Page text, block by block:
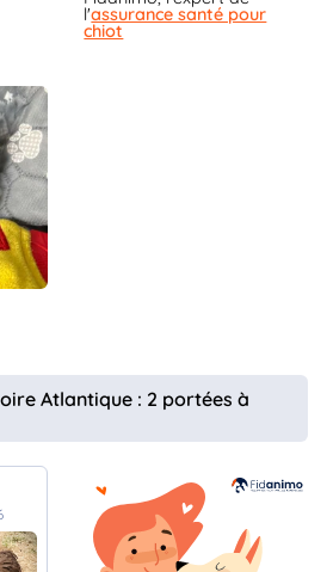
l'assurance santé pour
chiot
Atlantique : 2 portées à